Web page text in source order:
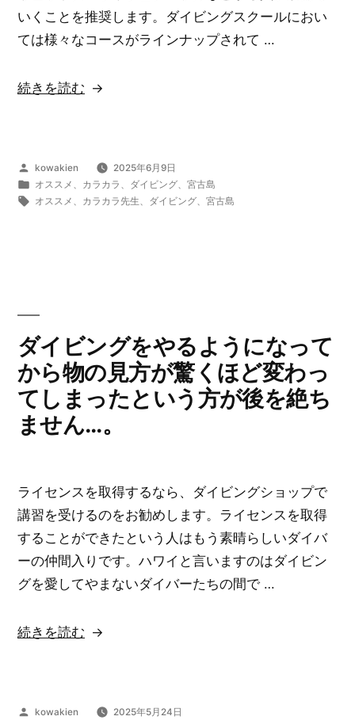
いくことを推奨します。ダイビングスクールにおい
ては様々なコースがラインナップされて …
“実
分
の
す
海
底
の
世
界
常
に
き
い
つ
的
続きを読む
投
稿
者:
kowakien
2025年6月9日
カ
テ
オススメ カラカラ ダイビング、 宮古島
タ
オススメ カラカラ先生 ダイビング、 宮古島
ダイビングをやるようになって
から物の見方が驚くほど変わっ
てしまったという方が後を絶ち
ません…。
ライセンスを取得するなら、ダイビングショップで
講習を受けるのをお勧めします。ライセンスを取得
することができたという人はもう素晴らしいダイバ
ーの仲間入りです。ハワイと言いますのはダイビン
グを愛してやまないダイバーたちの間で …
“ダ
続きを読む
投
kowakien
2025年5月24日